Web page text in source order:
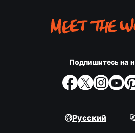
Подпишитесь на
Русский